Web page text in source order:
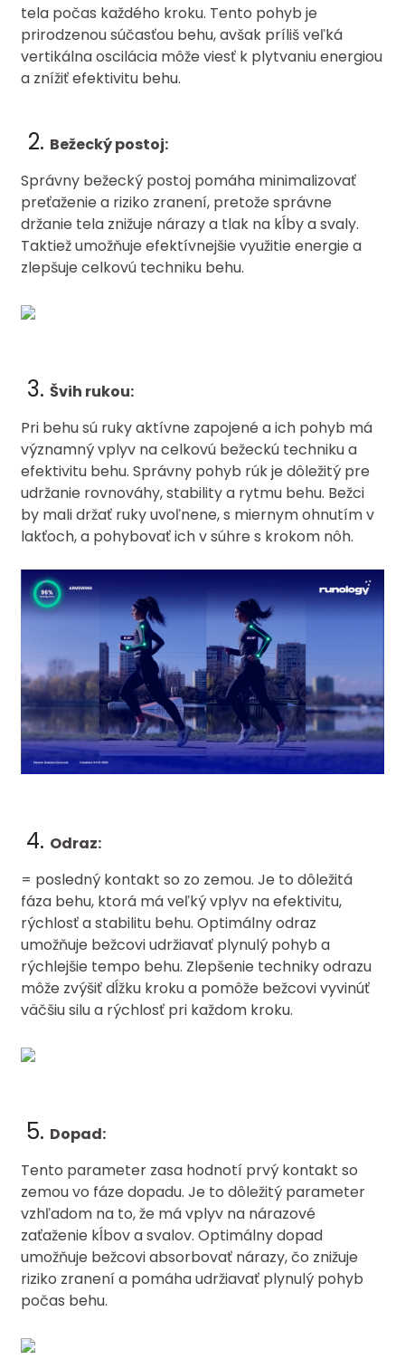
tela počas každého kroku. Tento pohyb je
prirodzenou súčasťou behu, avšak príliš veľká
vertikálna oscilácia môže viesť k plytvaniu energiou
a znížiť efektivitu behu.
Bežecký postoj:
Správny bežecký postoj pomáha minimalizovať
preťaženie a riziko zranení, pretože správne
držanie tela znižuje nárazy a tlak na kĺby a svaly.
Taktiež umožňuje efektívnejšie využitie energie a
zlepšuje celkovú techniku behu.
Švih rukou:
Pri behu sú ruky aktívne zapojené a ich pohyb má
významný vplyv na celkovú bežeckú techniku a
efektivitu behu. Správny pohyb rúk je dôležitý pre
udržanie rovnováhy, stability a rytmu behu. Bežci
by mali držať ruky uvoľnene, s miernym ohnutím v
lakťoch, a pohybovať ich v súhre s krokom nôh.
Odraz:
= posledný kontakt so zo zemou. Je to dôležitá
fáza behu, ktorá má veľký vplyv na efektivitu,
rýchlosť a stabilitu behu. Optimálny odraz
umožňuje bežcovi udržiavať plynulý pohyb a
rýchlejšie tempo behu. Zlepšenie techniky odrazu
môže zvýšiť dĺžku kroku a pomôže bežcovi vyvinúť
väčšiu silu a rýchlosť pri každom kroku.
Dopad:
Tento parameter zasa hodnotí prvý kontakt so
zemou vo fáze dopadu. Je to dôležitý parameter
vzhľadom na to, že má vplyv na nárazové
zaťaženie kĺbov a svalov. Optimálny dopad
umožňuje bežcovi absorbovať nárazy, čo znižuje
riziko zranení a pomáha udržiavať plynulý pohyb
počas behu.